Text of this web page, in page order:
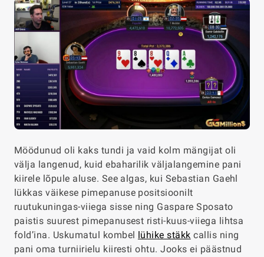
Möödunud oli kaks tundi ja vaid kolm mängijat oli
välja langenud, kuid ebaharilik väljalangemine pani
kiirele lõpule aluse. See algas, kui Sebastian Gaehl
lükkas väikese pimepanuse positsioonilt
ruutukuningas-viiega sisse ning Gaspare Sposato
paistis suurest pimepanusest risti-kuus-viiega lihtsa
fold’ina. Uskumatul kombel lühike stäkk callis ning
pani oma turniirielu kiiresti ohtu. Jooks ei päästnud